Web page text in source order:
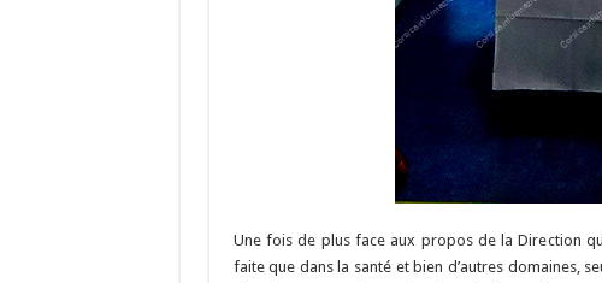
Une fois de plus face aux propos de la Direction
faite que dans la santé et bien d’autres domaines,